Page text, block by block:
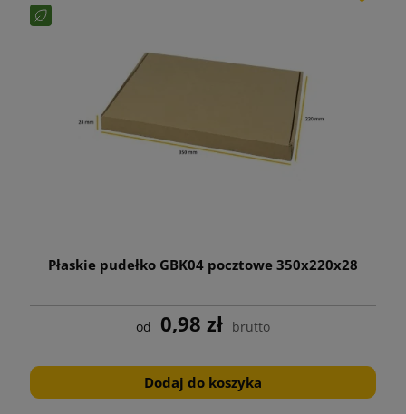
Płaskie pudełko GBK04 pocztowe 350x220x28
od 0,98 zł brutto
Dodaj do koszyka